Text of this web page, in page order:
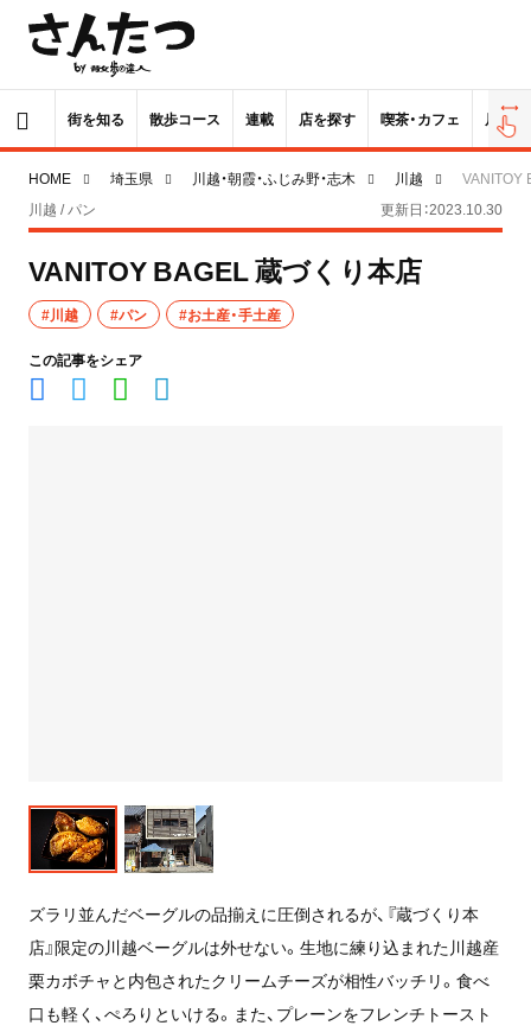
街を知る 散歩コース 連載 店を探す 喫茶・カフェ 居酒屋
HOME 埼玉県 川越・朝霞・ふじみ野・志木 川越
VANITOY
川越 / パン
更新日：2023.10.30
VANITOY BAGEL 蔵づくり本店
#川越 #パン #お土産・手土産
この記事をシェア
ズラリ並んだベーグルの品揃えに圧倒されるが、『蔵づくり本
店』限定の川越ベーグルは外せない。生地に練り込まれた川越産
栗カボチャと内包されたクリームチーズが相性バッチリ。食べ
口も軽く、ぺろりといける。また、プレーンをフレンチトースト